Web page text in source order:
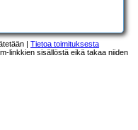
| Tietoa toimituksesta
linkkien sisällöstä eikä takaa niiden